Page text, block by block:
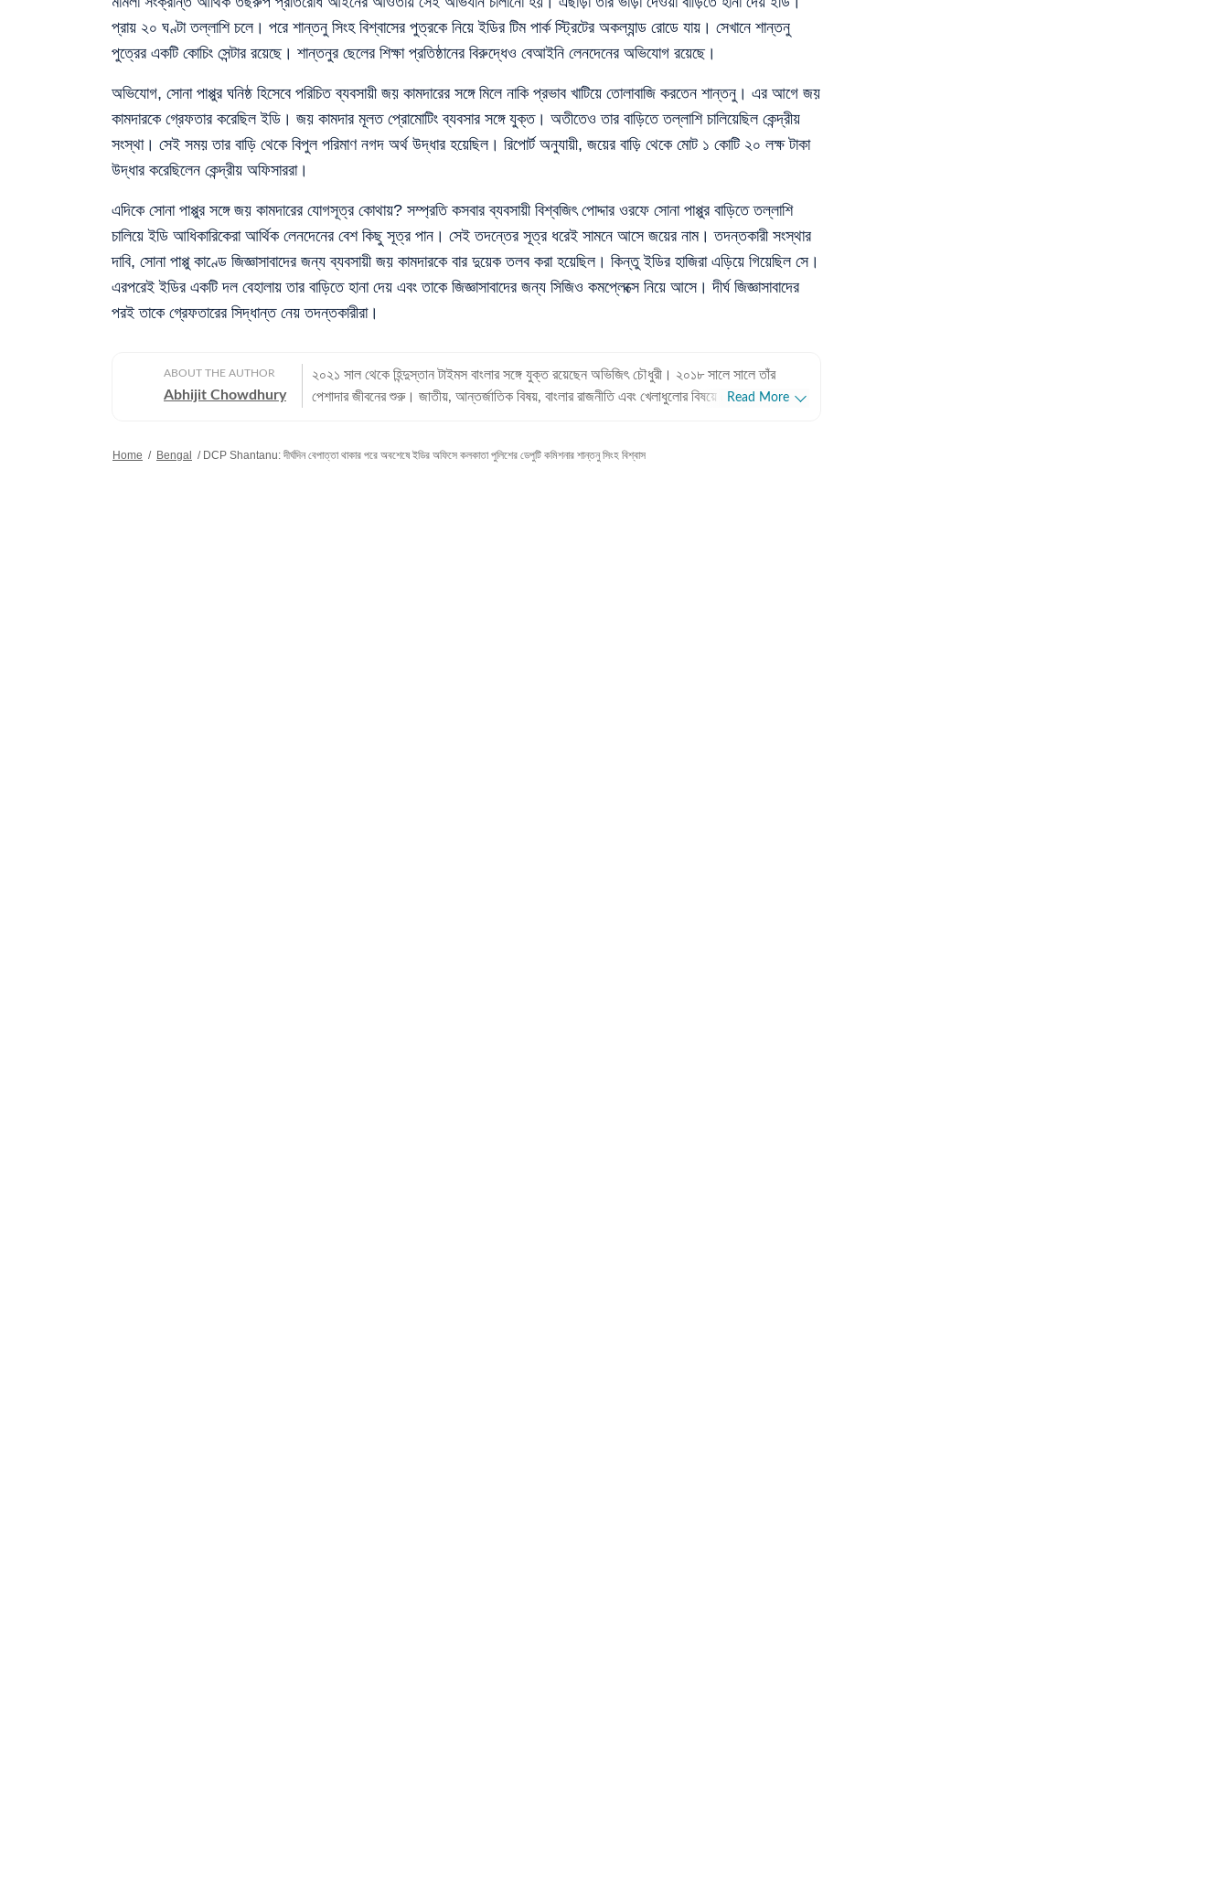
প্রায় ২০ ঘণ্টা তল্লাশি চলে। পরে শান্তনু সিংহ বিশ্বাসের পুত্রকে নিয়ে ইডির টিম পার্ক স্ট্রিটের অকল্যান্ড রোডে যায়। সেখানে শান্তনু
পুত্রের একটি কোচিং সেন্টার রয়েছে। শান্তনুর ছেলের শিক্ষা প্রতিষ্ঠানের বিরুদ্ধেও বেআইনি লেনদেনের অভিযোগ রয়েছে।
অভিযোগ, সোনা পাপ্পুর ঘনিষ্ঠ হিসেবে পরিচিত ব্যবসায়ী জয় কামদারের সঙ্গে মিলে নাকি প্রভাব খাটিয়ে তোলাবাজি করতেন শান্তনু। এর আগে জয়
কামদারকে গ্রেফতার করেছিল ইডি। জয় কামদার মূলত প্রোমোটিং ব্যবসার সঙ্গে যুক্ত। অতীতেও তার বাড়িতে তল্লাশি চালিয়েছিল কেন্দ্রীয়
সংস্থা। সেই সময় তার বাড়ি থেকে বিপুল পরিমাণ নগদ অর্থ উদ্ধার হয়েছিল। রিপোর্ট অনুযায়ী, জয়ের বাড়ি থেকে মোট ১ কোটি ২০ লক্ষ টাকা
উদ্ধার করেছিলেন কেন্দ্রীয় অফিসাররা।
এদিকে সোনা পাপ্পুর সঙ্গে জয় কামদারের যোগসূত্র কোথায়? সম্প্রতি কসবার ব্যবসায়ী বিশ্বজিৎ পোদ্দার ওরফে সোনা পাপ্পুর বাড়িতে তল্লাশি
চালিয়ে ইডি আধিকারিকেরা আর্থিক লেনদেনের বেশ কিছু সূত্র পান। সেই তদন্তের সূত্র ধরেই সামনে আসে জয়ের নাম। তদন্তকারী সংস্থার
দাবি, সোনা পাপ্পু কাণ্ডে জিজ্ঞাসাবাদের জন্য ব্যবসায়ী জয় কামদারকে বার দুয়েক তলব করা হয়েছিল। কিন্তু ইডির হাজিরা এড়িয়ে গিয়েছিল সে।
এরপরেই ইডির একটি দল বেহালায় তার বাড়িতে হানা দেয় এবং তাকে জিজ্ঞাসাবাদের জন্য সিজিও কমপ্লেক্সে নিয়ে আসে। দীর্ঘ জিজ্ঞাসাবাদের
পরই তাকে গ্রেফতারের সিদ্ধান্ত নেয় তদন্তকারীরা।
ABOUT THE AUTHOR
Abhijit Chowdhury
২০২১ সাল থেকে হিন্দুস্তান টাইমস বাংলার সঙ্গে যুক্ত রয়েছেন অভিজিৎ চৌধুরী। ২০১৮ সালে সালে তাঁর
পেশাদার জীবনের শুরু। জাতীয়, আন্তর্জাতিক বিষয়, বাংলার রাজনীতি এবং খেলাধুলোর বিষয়ে লেখার ক্ষেত্রে ৮
জগতে প্রবেশ করেছেন অভিজিৎ। হিন্দুস্তান টাইমস বাংলায় যোগদানের আগে ওয়ানইন্ডিয়া এবং ইটিভি ভারতে
Read More
Home / Bengal / DCP Shantanu: দীর্ঘদিন বেপাত্তা থাকার পরে অবশেষে ইডির অফিসে কলকাতা পুলিশের ডেপুটি কমিশনার শান্তনু সিংহ বিশ্বাস